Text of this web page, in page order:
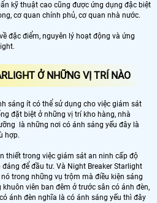
kỹ thuật cao cũng được ứng dụng đặc biệt
cơ quan chính phủ, cơ quan nhà nước.
đặc điểm, nguyên lý hoạt động và ứng
Ở NHỮNG VỊ TRÍ NÀO
sáng ít có thể sử dụng cho việc giám sát
đặt biệt ở những vị trí kho hàng, nhà
là những nơi có ánh sáng yếu đây là
hợp.
thiết trong việc giám sát an ninh cấp độ
đáng để đầu tư. Và Night Breaker Starlight
trong những vụ trộm mà điều kiện sáng
viên ban đêm ở trước sân có ánh đèn,
ánh đèn nghĩa là có ánh sáng yếu thì đây